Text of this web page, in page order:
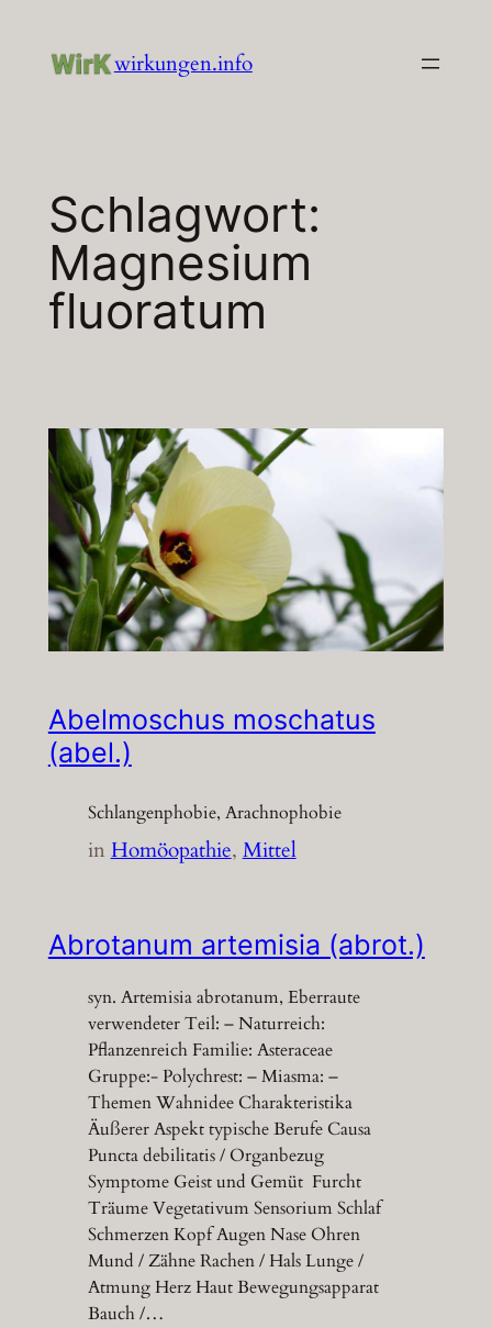
Inhalt
wirkungen.info
Schlagwort:
Magnesium
fluoratum
Abelmoschus moschatus
(abel.)
Schlangenphobie, Arachnophobie
inHomöopathie, Mittel
Abrotanum artemisia (abrot.)
syn. Artemisia abrotanum, Eberraute
verwendeter Teil: – Naturreich:
Pflanzenreich Familie: Asteraceae
Gruppe:- Polychrest: – Miasma: –
Themen Wahnidee Charakteristika
Äußerer Aspekt typische Berufe Causa
Puncta debilitatis / Organbezug
Symptome Geist und Gemüt Furcht
Träume Vegetativum Sensorium Schlaf
Schmerzen Kopf Augen Nase Ohren
Mund / Zähne Rachen / Hals Lunge /
Atmung Herz Haut Bewegungsapparat
Bauch /…